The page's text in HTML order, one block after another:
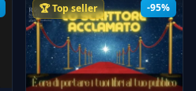
-95%
🏆 Top seller